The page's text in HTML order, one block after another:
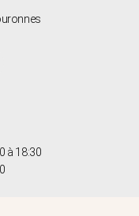
à 18:30